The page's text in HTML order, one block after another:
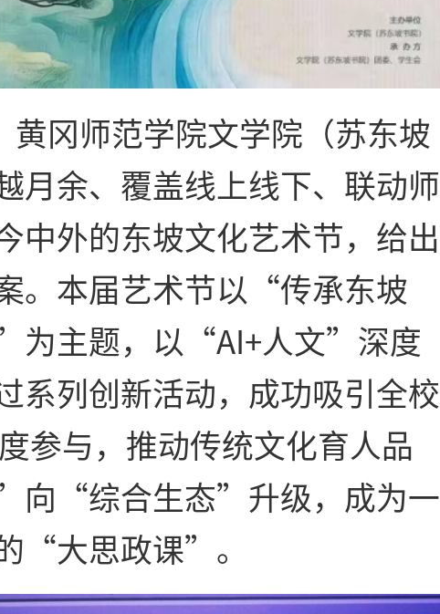
黄冈师范学院文学院（苏东坡
月余、覆盖线上线下、联动师
中外的东坡文化艺术节，给出
。本届艺术节以“传承东坡
为主题，以“AI+人文”深度
系列创新活动，成功吸引全校
参与，推动传统文化育人品
向“综合生态”升级，成为一
“大思政课”。